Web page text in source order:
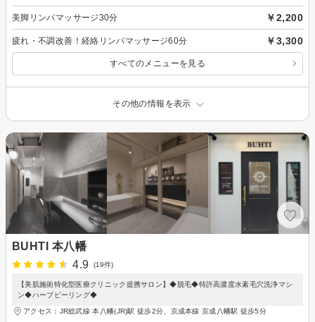
美脚リンパマッサージ30分 ￥2,200
疲れ・不調改善！経絡リンパマッサージ60分 ￥3,300
すべてのメニューを見る
その他の情報を表示
BUHTI 本八幡
4.9
(19件)
【美肌施術特化型医療クリニック提携サロン】◆脱毛◆特許高濃度水素毛穴洗浄マシ
ン◆ハーブピーリング◆
アクセス：JR総武線 本八幡(JR)駅 徒歩2分、京成本線 京成八幡駅 徒歩5分